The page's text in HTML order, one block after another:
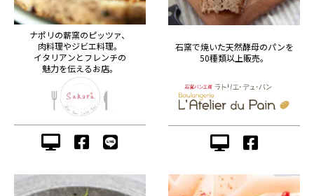
ナポリの薪窯のピッツァ、
肉料理やジビエ料理。
イタリアンとフレンチの
魅力を伝えるお店。
石窯で焼いた天然酵母のパンを
50種類以上販売。